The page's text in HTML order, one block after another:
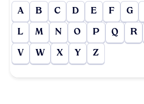
A B C D E F G
L M N O P Q R
V W X Y Z